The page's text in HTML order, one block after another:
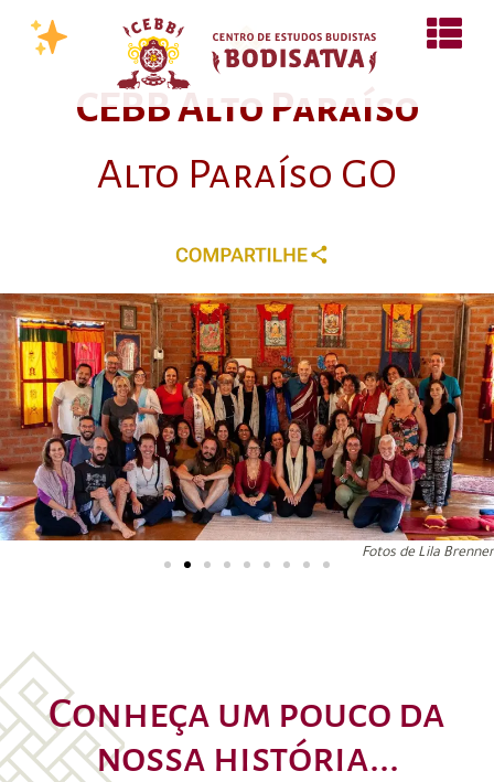
CEBB Alto Paraíso
Alto Paraíso GO
Fotos de Lila Brenner
Conheça um pouco da
nossa história...